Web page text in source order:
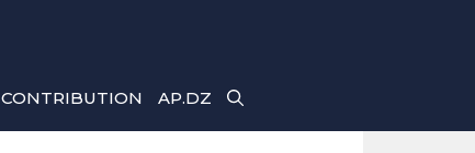
CONTRIBUTION AP.DZ